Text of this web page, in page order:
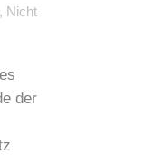
, Nicht
der